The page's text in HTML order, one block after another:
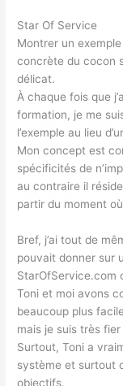
Star Of Service
Montrer un
concrète du cocon
délicat.
À chaque fois que
formation, je me
l’exemple au lieu
Mon concept est
spécificités de
au contraire il
partir du moment
Bref, j’ai tout de
pouvait donner sur
StarOfService.com
Toni et moi avons
beaucoup plus
mais je suis très
Surtout, Toni a
système et surtout
objectifs.